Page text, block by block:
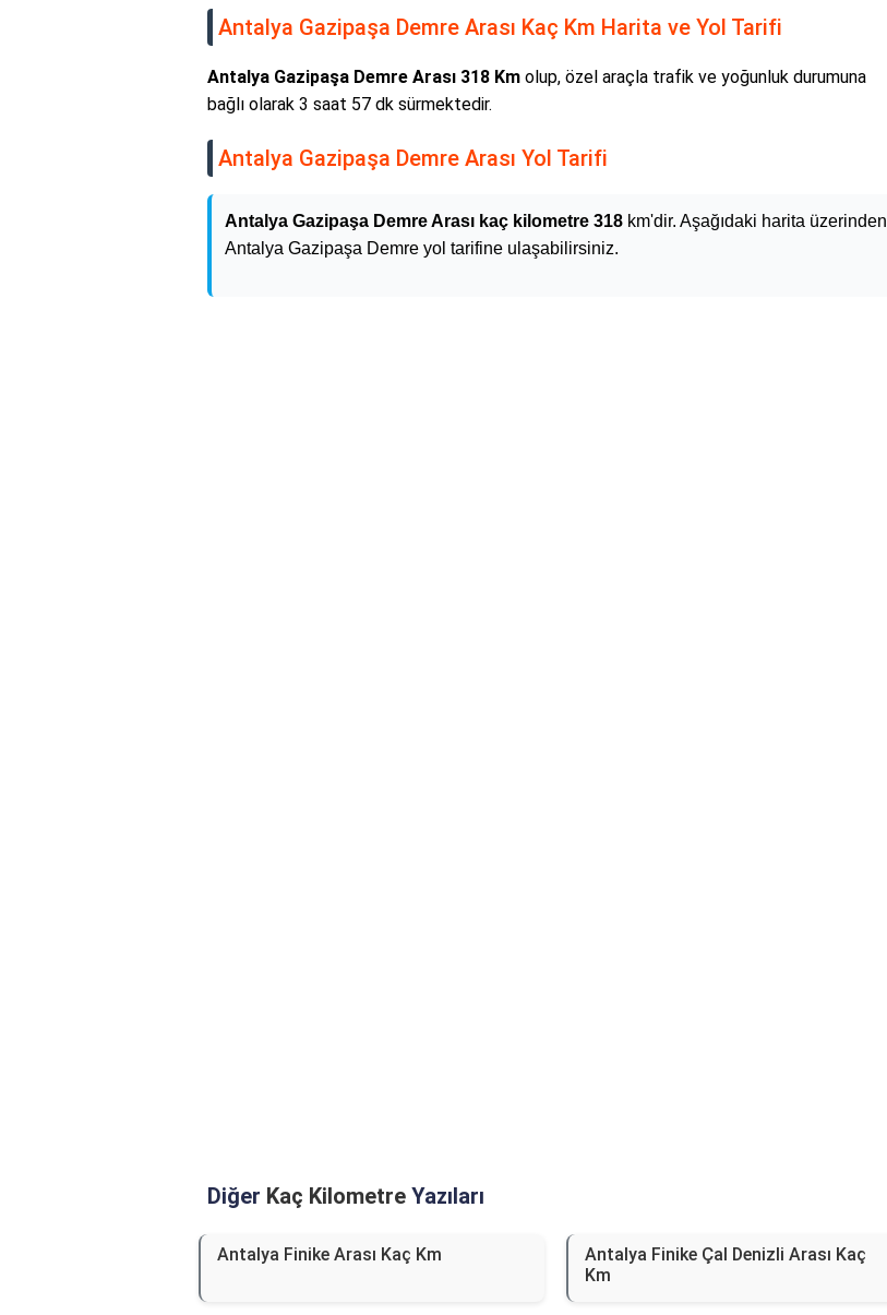
Antalya Gazipaşa Demre Arası Kaç Km Harita ve Yol Tarifi
Antalya Gazipaşa Demre Arası 318 Km olup, özel araçla trafik ve yoğunluk durumuna
bağlı olarak 3 saat 57 dk sürmektedir.
Antalya Gazipaşa Demre Arası Yol Tarifi
Antalya Gazipaşa Demre Arası kaç kilometre 318 km'dir. Aşağıdaki harita üzerinden
Antalya Gazipaşa Demre yol tarifine ulaşabilirsiniz.
Diğer Kaç Kilometre Yazıları
Antalya Finike Arası Kaç Km
Antalya Finike Çal Denizli Arası Kaç
Km